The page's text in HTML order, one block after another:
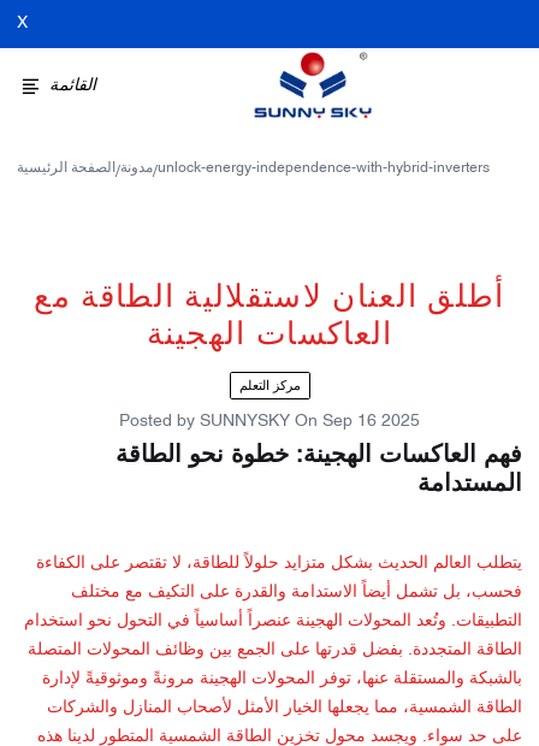
X
القائمة
الصفحة الرئيسية /مدونة/unlock-energy-independence-with-hybrid-inverters
أطلق العنان لاستقلالية الطاقة مع
العاكسات الهجينة
مركز التعلم
Posted by SUNNYSKY On Sep 16 2025
فهم العاكسات الهجينة: خطوة نحو الطاقة
المستدامة
يتطلب العالم الحديث بشكل متزايد حلولاً للطاقة، لا تقتصر على الكفاءة
فحسب، بل تشمل أيضاً الاستدامة والقدرة على التكيف مع مختلف
التطبيقات. وتُعد المحولات الهجينة عنصراً أساسياً في التحول نحو استخدام
الطاقة المتجددة. بفضل قدرتها على الجمع بين وظائف المحولات المتصلة
بالشبكة والمستقلة عنها، توفر المحولات الهجينة مرونةً وموثوقيةً لإدارة
الطاقة الشمسية، مما يجعلها الخيار الأمثل لأصحاب المنازل والشركات
على حد سواء. ويجسد محول تخزين الطاقة الشمسية المتطور لدينا هذه